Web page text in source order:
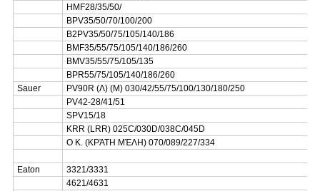
HMF28/35/50/
BPV35/50/70/100/200
B2PV35/50/75/105/140/186
BMF35/55/75/105/140/186/260
BMV35/55/75/105/135
BPR55/75/105/140/186/260
Sauer
PV90R (Λ) (Μ) 030/42/55/75/100/130/180/250
PV42-28/41/51
SPV15/18
KRR (LRR) 025C/030D/038C/045D
Ο Κ. (ΚΡΆΤΗ ΜΈΛΗ) 070/089/227/334
Eaton
3321/3331
4621/4631